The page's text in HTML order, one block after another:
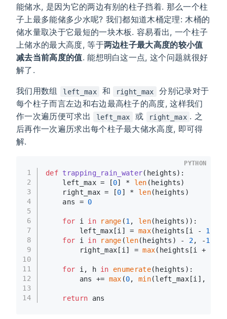
能储水, 是因为它的两边有别的柱子挡着. 那么一个柱
子上最多能储多少水呢? 我们都知道木桶定理: 木桶的
储水量取决于它最短的一块木板. 容易看出, 一个柱子
上储水的最大高度, 等于两边柱子最大高度的较小值
减去当前高度的值. 能想明白这一点, 这个问题就很好
解了.
我们用数组 left_max 和 right_max
分别记录对于
每个柱子而言左边和右边最高柱子的高度, 这样我们
作一次遍历便可求出
left_max 或 right_max . 之
后再作一次遍历求出每个柱子最大储水高度, 即可得
解.
1
2
3
4
5
6
7
8
9
10
11
12
13
14
def trapping_rain_water( heights):
    left_max = [
0] * len (heights)
    right_max = [
0] * len(heights)
    ans =
0
for i in range (1 , len(heights)):
        left_max[i] =
max(heights[i - 1
for i in range (len(heights) - 2, -1
        right_max[i] =
max(heights[i +
for i, h in enumerate(heights):
        ans +=
max (0, min(left_max[i],
return ans
PYTHON